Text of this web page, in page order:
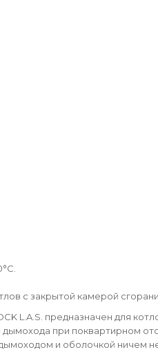
с закрытой камерой
L.A.S. предназначен для
при поквартирном
и оболочкой ничем не